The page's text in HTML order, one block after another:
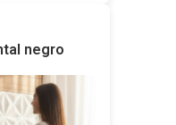
negro